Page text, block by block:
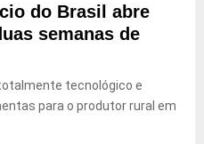
do Brasil abre
semanas de
tecnológico e
para o produtor rural em